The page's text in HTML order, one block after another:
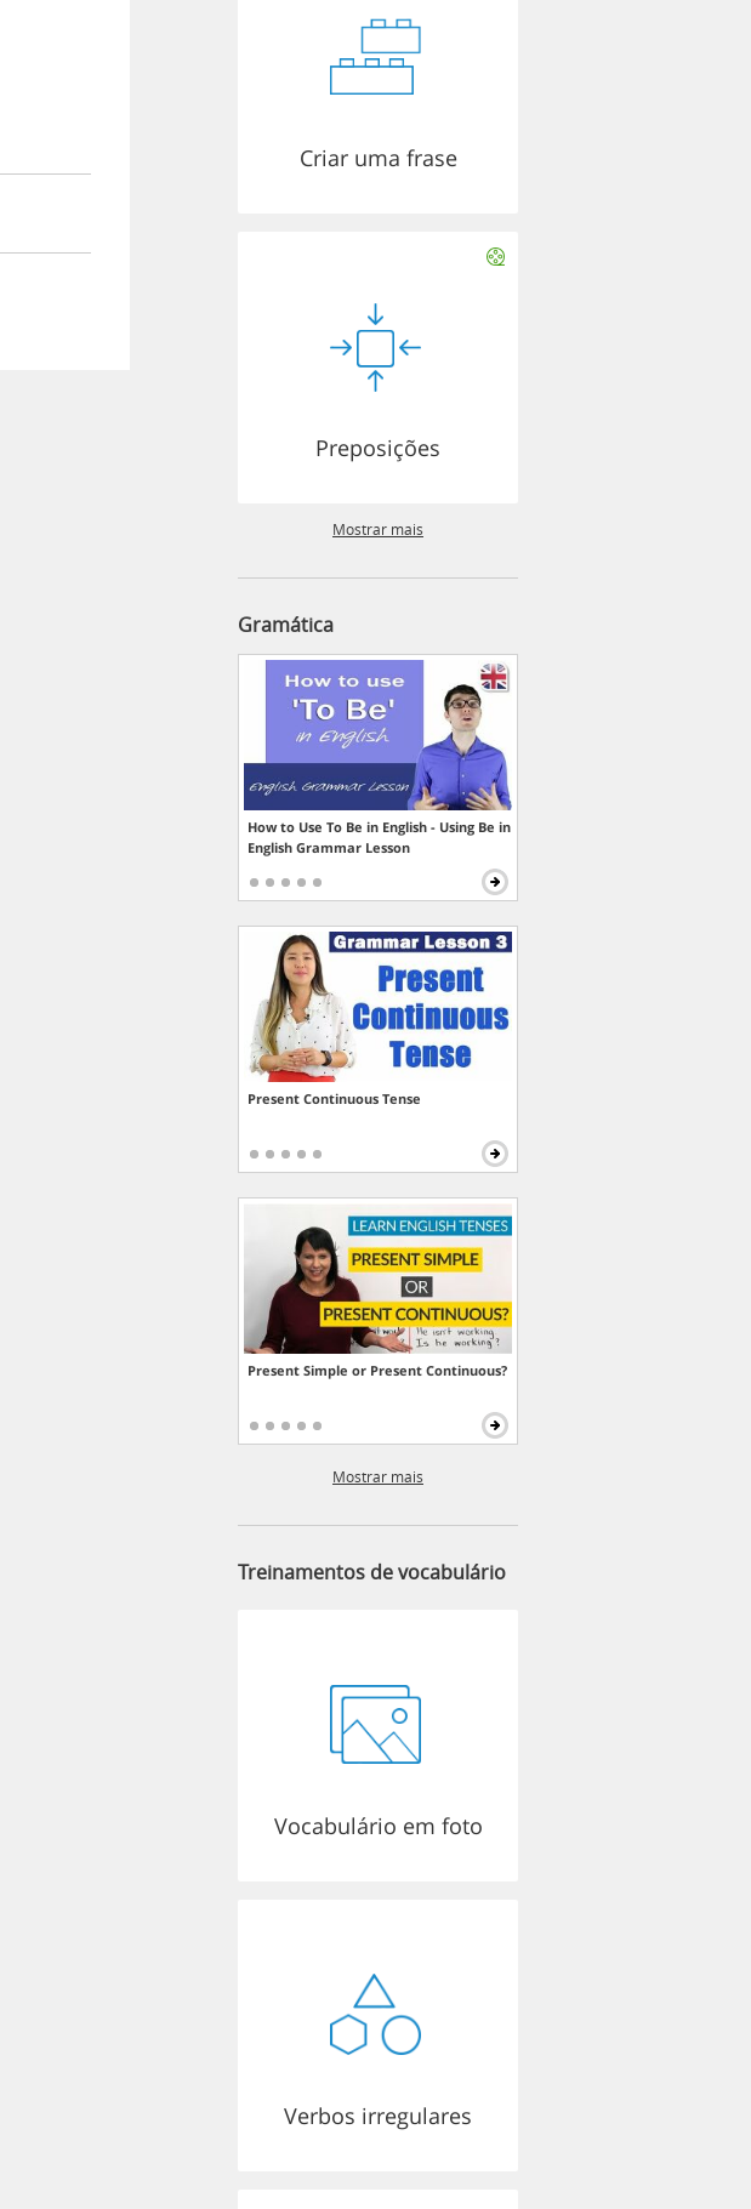
Criar uma frase
Preposições
Mostrar mais
Gramática
How to Use To Be in English - Using Be in
English Grammar Lesson
Present Continuous Tense
Present Simple or Present Continuous?
Mostrar mais
Treinamentos de vocabulário
Vocabulário em foto
Verbos irregulares